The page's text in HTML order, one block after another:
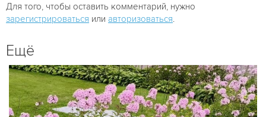
Для того, чтобы оставить комментарий, нужно
зарегистрироваться или авторизоваться
Ещё